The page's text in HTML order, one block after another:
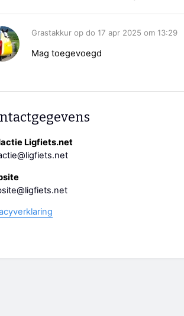
Grastakkur op do 17 apr 2025 om 13:29
Mag toegevoegd
Ligfiets.net